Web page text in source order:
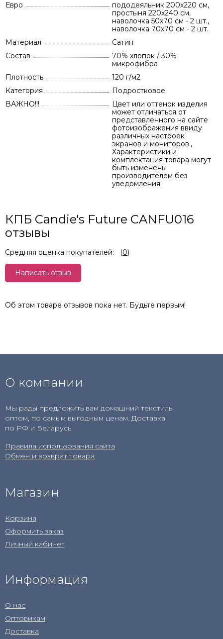
Евро
пододеяльник 200х220 см,
простыня 220х240 см,
наволочка 50х70 см - 2 шт.,
наволочка 70х70 см - 2 шт.
Материал
Сатин
Состав
70% хлопок / 30%
микрофибра
Плотность
120 г/м2
Категория
Подростковое
ВАЖНО!!!
Цвет или оттенок изделия
может отличаться от
представленного на сайте
фотоизображения ввиду
различных настроек
экранов и мониторов.,
Характеристики и
комплектация товара могут
быть изменены
производителем без
уведомления.
КПБ Candie's Future CANFU016
отзывы
Средняя оценка покупателей: (0)
Написать отзыв
Об этом товаре отзывов пока нет. Будьте первым!
О компании
Мы рады предложить вам домашний текстиль
оптом, по самым выгодным ценам. Доставка
по РФ и Беларусь.
Правила использования сайта
Обмен и возврат товара
Магазин
Корзина
Оформить заказ
Личный кабинет
Информация
О нас
Оптовикам
Доставка